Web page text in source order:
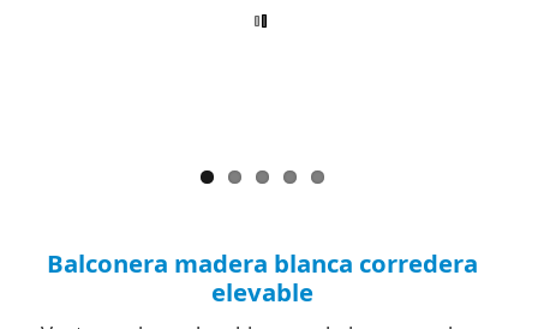
Balconera madera blanca corredera
elevable